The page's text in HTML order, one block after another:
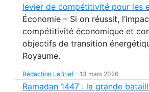
levier de compétitivité pour les
Économie – Si on réussit,
compétitivité économique et
objectifs de transition
Royaume.
Rédaction LeBrief - 13 mars 2026
Ramadan 1447 : la grande